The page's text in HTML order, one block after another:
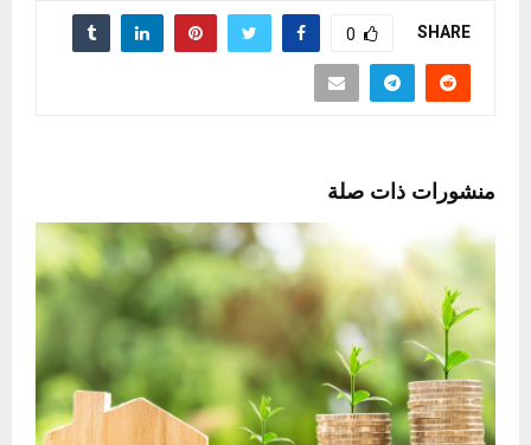
SHARE
0
منشورات ذات صلة